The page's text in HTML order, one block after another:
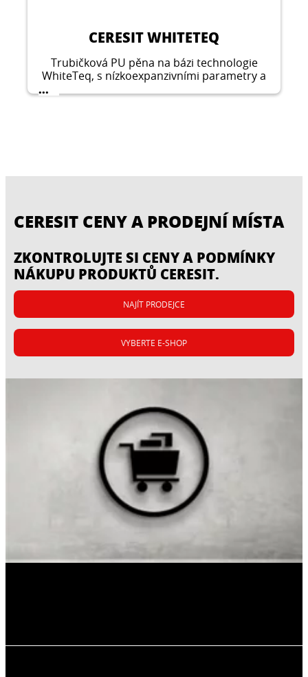
CERESIT WHITETEQ
Trubičková PU pěna na bázi technologie
WhiteTeq, s nízkoexpanzivními parametry a
...
CERESIT CENY A PRODEJNÍ MÍSTA
ZKONTROLUJTE SI CENY A PODMÍNKY
NÁKUPU PRODUKTŮ CERESIT.
NAJÍT PRODEJCE
VYBERTE E-SHOP